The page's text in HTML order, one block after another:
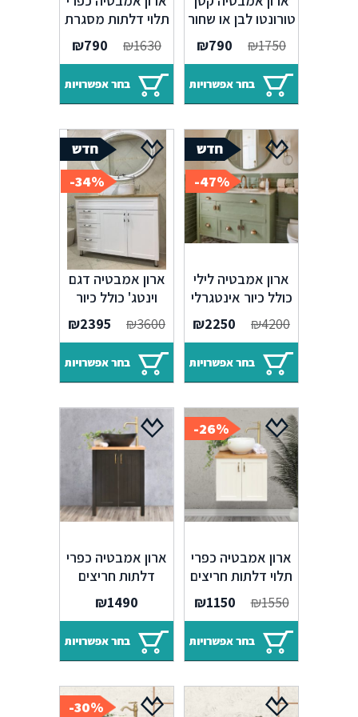
טורונטו לבן או שחור
ודלת עץ מלא
₪1750
₪790
בחר אפשרויות
תלוי דלתות מסגרת
ומשטח בוצ'ר – דגם
ניו דקו
₪1630
₪790
בחר אפשרויות
47%-
ארון אמבטיה לילי
כולל כיור אינטגרלי
או בוצ'ר עץ אלון
₪4200
₪2250
בחר אפשרויות
34%-
ארון אמבטיה דגם
וינטג' כולל כיור
אינטגרלי או בוצ'ר
עץ אלון
₪3600
₪2395
בחר אפשרויות
26%-
ארון אמבטיה כפרי
תלוי דלתות חריצים
ומשטח בוצ'ר מחיר
חיסול
₪1550
₪1150
בחר אפשרויות
ארון אמבטיה כפרי
דלתות חריצים
ומשטח בוצ'ר או
קוריאן – מבצע ענק
₪1490
בחר אפשרויות
30%-